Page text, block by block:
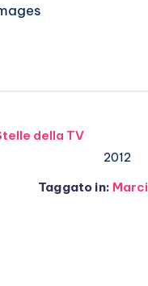
della TV
2012
Taggato in: